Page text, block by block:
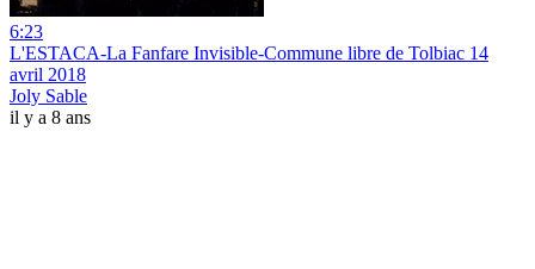
6:23
L'ESTACA-La Fanfare Invisible-Commune libre de Tolbiac 14
avril 2018
Joly Sable
il y a 8 ans